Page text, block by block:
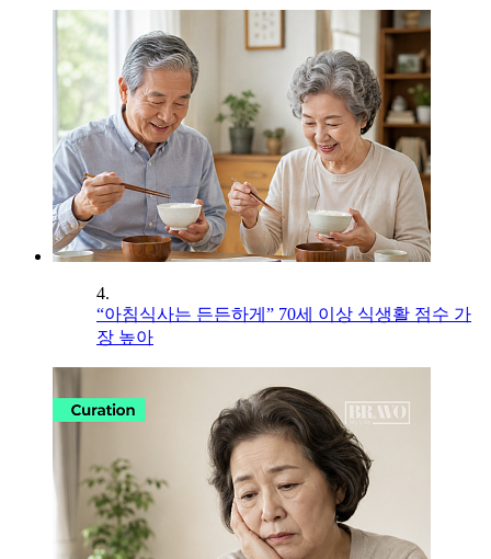
4.
“아침식사는 든든하게” 70세 이상 식생활 점수 가
장 높아